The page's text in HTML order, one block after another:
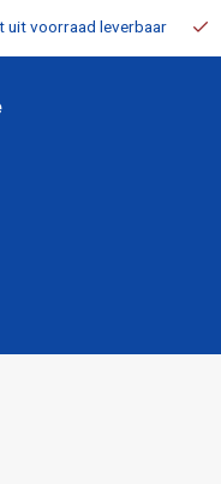
uit voorraad leverbaar